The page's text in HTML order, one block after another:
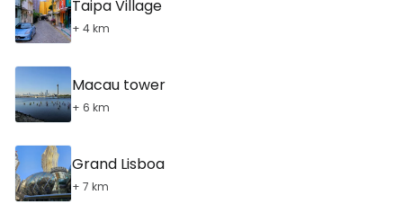
Taipa Village
+ 4 km
Macau tower
+ 6 km
Grand Lisboa
+ 7 km